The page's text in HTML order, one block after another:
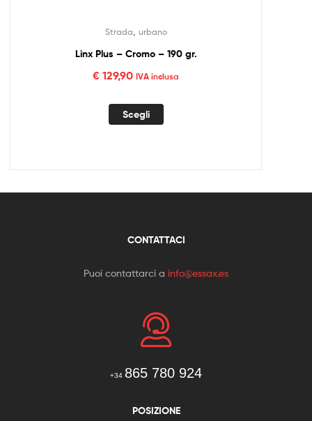
Strada urbano
Linx Plus – Cromo – 190 gr.
€ 129,90 IVA inclusa
Scegli
CONTATTACI
Puoi contattarci a info@essax.es
+34 865 780 924
POSIZIONE